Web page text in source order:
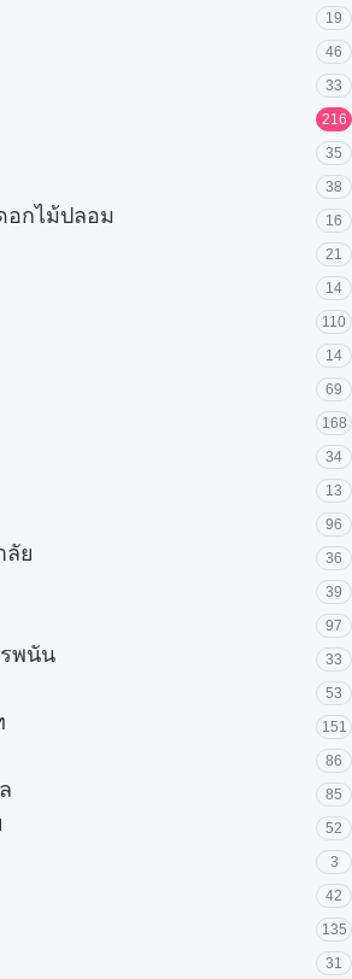
19
46
33
216
35
38
อกไม้ปลอม 16
21
14
110
14
69
168
34
13
96
ลัย 36
39
97
พนัน 33
53
151
86
85
52
3
42
135
31